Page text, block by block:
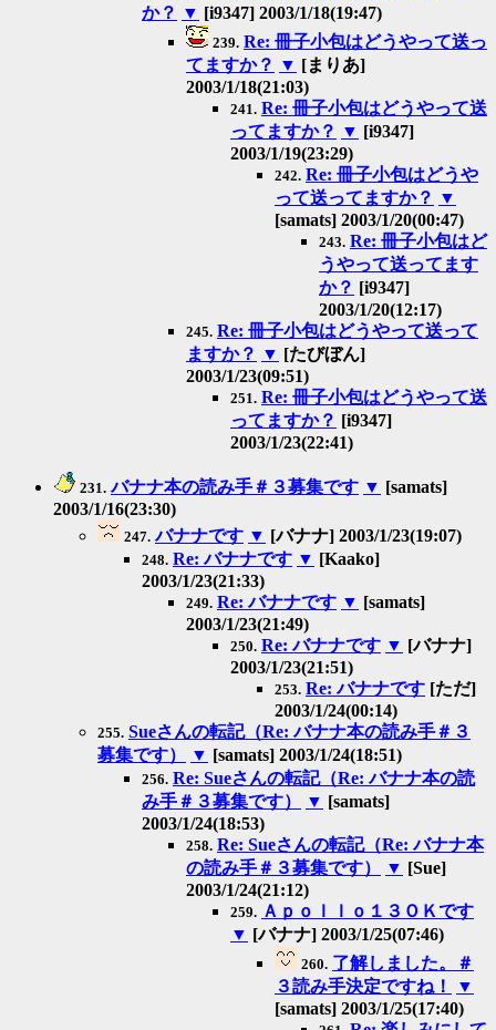
か？ ▼ [i9347] 2003/1/18(19:47)
239. Re: 冊子小包はどうやって送っ
てますか？ ▼ [まりあ]
2003/1/18(21:03)
241. Re: 冊子小包はどうやって送
ってますか？ ▼ [i9347]
2003/1/19(23:29)
242. Re: 冊子小包はどうや
って送ってますか？ ▼
[samats] 2003/1/20(00:47)
243. Re: 冊子小包はど
うやって送ってます
か？ [i9347]
2003/1/20(12:17)
245. Re: 冊子小包はどうやって送って
ますか？ ▼ [たびぼん]
2003/1/23(09:51)
251. Re: 冊子小包はどうやって送
ってますか？ [i9347]
2003/1/23(22:41)
231. バナナ本の読み手＃３募集です ▼ [samats]
2003/1/16(23:30)
247. バナナです ▼ [バナナ] 2003/1/23(19:07)
248. Re: バナナです ▼ [Kaako]
2003/1/23(21:33)
249. Re: バナナです ▼ [samats]
2003/1/23(21:49)
250. Re: バナナです ▼ [バナナ]
2003/1/23(21:51)
253. Re: バナナです [ただ]
2003/1/24(00:14)
255. Sueさんの転記（Re: バナナ本の読み手＃３
募集です）
▼ [samats] 2003/1/24(18:51)
256. Re: Sueさんの転記（Re: バナナ本の読
み手＃３募集です）
▼ [samats]
2003/1/24(18:53)
258. Re: Sueさんの転記（Re: バナナ本
の読み手＃３募集です）
▼ [Sue]
2003/1/24(21:12)
259. Ａｐｏｌｌｏ１３ＯＫです
▼ [バナナ] 2003/1/25(07:46)
260. 了解しました。＃
３読み手決定ですね！
▼
[samats] 2003/1/25(17:40)